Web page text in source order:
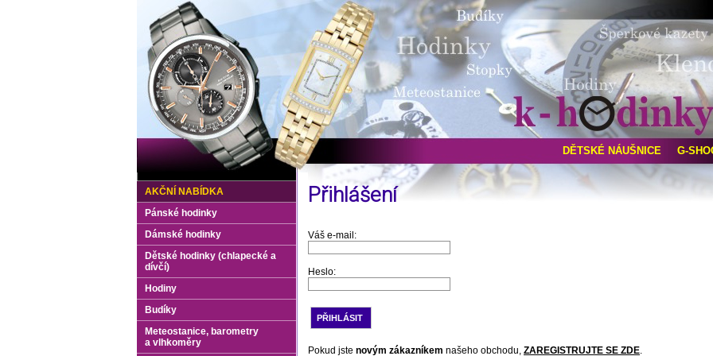
Přihlášení
Váš e-mail:
Heslo:
Pokud jste novým zákazníkem našeho obchodu, ZAREGISTRUJTE SE ZDE.
AKČNÍ NABÍDKA
Pánské hodinky
Dámské hodinky
Dětské hodinky (chlapecké a
dívčí)
Hodiny
Budíky
Meteostanice, barometry
a vlhkoměry
DĚTSKÉ NÁUŠNICE G-